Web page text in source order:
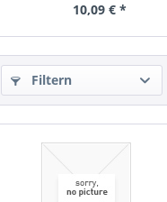
10,09 € *
Filtern